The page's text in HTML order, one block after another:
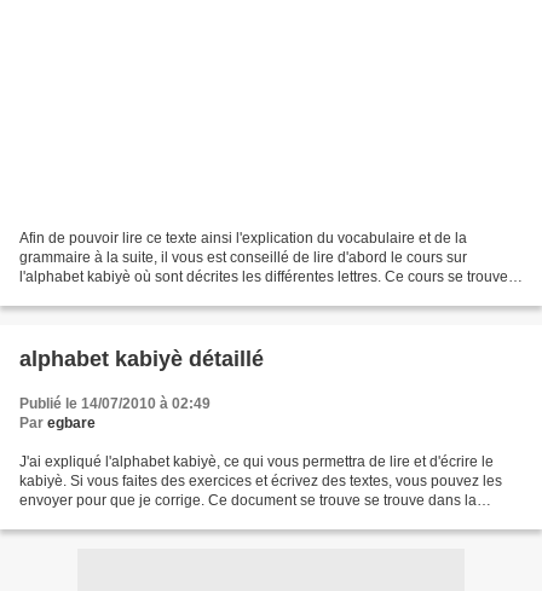
Afin de pouvoir lire ce texte ainsi l'explication du vocabulaire et de la
grammaire à la suite, il vous est conseillé de lire d'abord le cours sur
l'alphabet kabiyè où sont décrites les différentes lettres. Ce cours se trouve
alphabet kabiyè détaillé
Publié le 14/07/2010 à 02:49
Par egbare
J'ai expliqué l'alphabet kabiyè, ce qui vous permettra de lire et d'écrire le
kabiyè. Si vous faites des exercices et écrivez des textes, vous pouvez les
envoyer pour que je corrige. Ce document se trouve se trouve dans la